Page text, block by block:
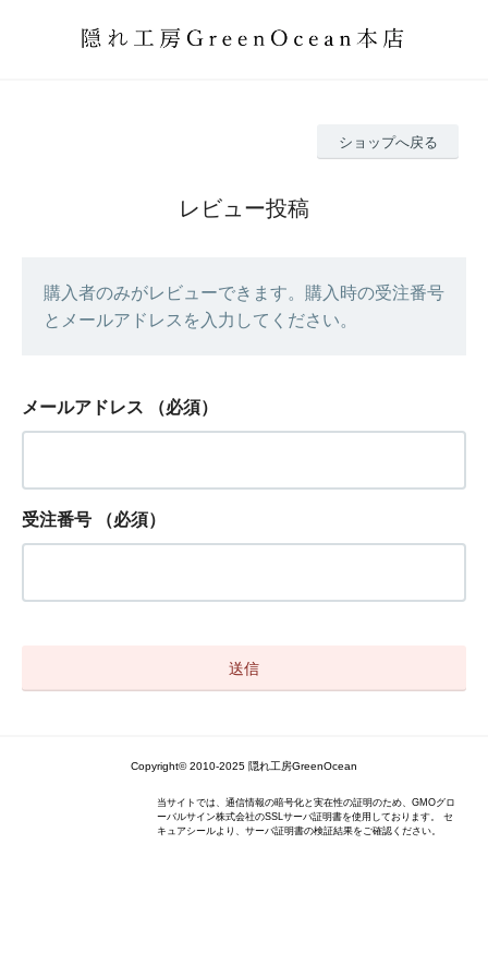
ショップへ戻る
レビュー投稿
購入者のみがレビューできます。購入時の受注番号
とメールアドレスを入力してください。
メールアドレス （必須）
受注番号 （必須）
Copyright© 2010-2025 隠れ工房GreenOcean
当サイトでは、通信情報の暗号化と実在性の証明のため、GMOグロ
ーバルサイン株式会社のSSLサーバ証明書を使用しております。 セ
キュアシールより、サーバ証明書の検証結果をご確認ください。